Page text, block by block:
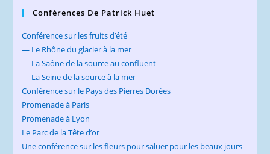
Conférences De Patrick Huet
Conférence sur les fruits d’été
— Le Rhône du glacier à la mer
— La Saône de la source au confluent
— La Seine de la source à la mer
Conférence sur le Pays des Pierres Dorées
Promenade à Paris
Promenade à Lyon
Le Parc de la Tête d’or
Une conférence sur les fleurs pour saluer pour les beaux jours